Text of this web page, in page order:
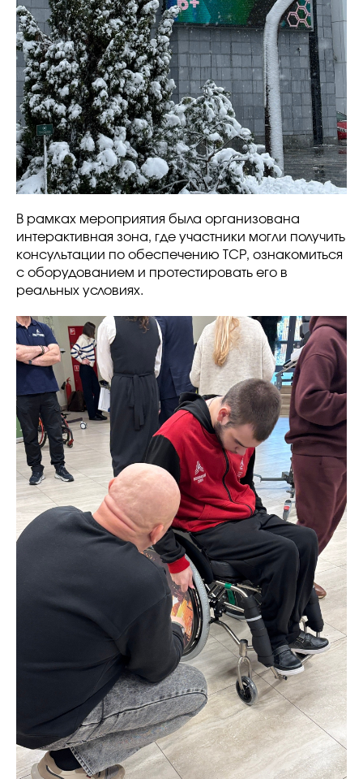
В рамках мероприятия была организована
интерактивная зона, где участники могли получить
консультации по обеспечению ТСР, ознакомиться
с оборудованием и протестировать его в
реальных условиях.